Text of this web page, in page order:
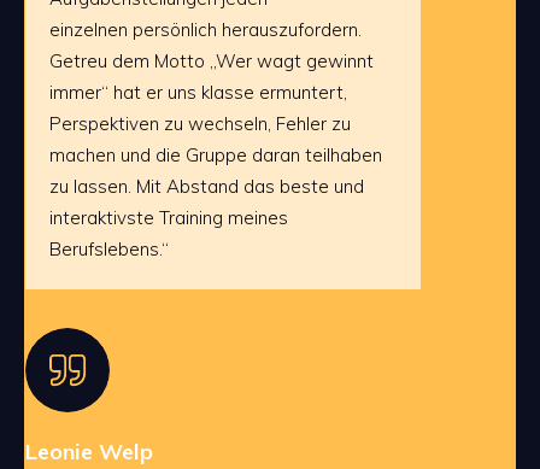
einzelnen persönlich herauszufordern.
Getreu dem Motto „Wer wagt gewinnt
immer“ hat er uns klasse ermuntert,
Perspektiven zu wechseln, Fehler zu
machen und die Gruppe daran teilhaben
zu lassen. Mit Abstand das beste und
interaktivste Training meines
Berufslebens.“
Leonie Welp